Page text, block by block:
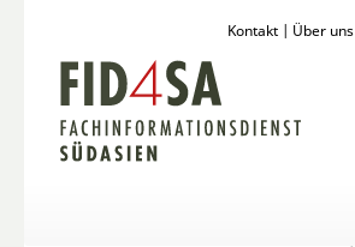
Kontakt | Über uns